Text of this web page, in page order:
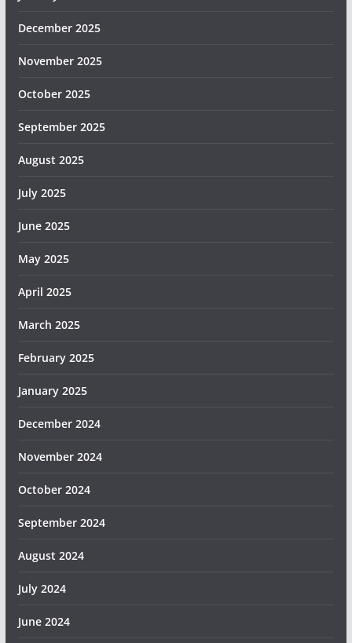
December 2025
November 2025
October 2025
September 2025
August 2025
July 2025
June 2025
May 2025
April 2025
March 2025
February 2025
January 2025
December 2024
November 2024
October 2024
September 2024
August 2024
July 2024
June 2024